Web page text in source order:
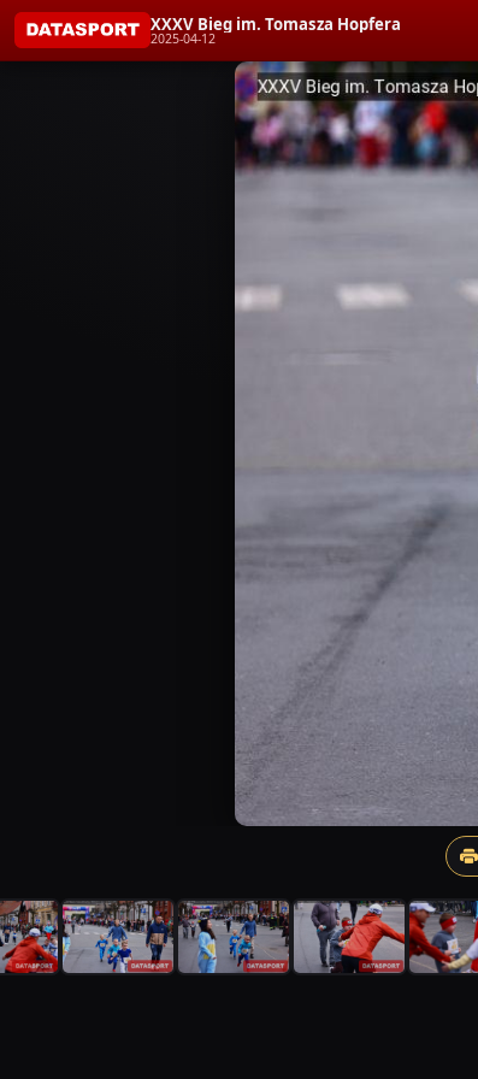
XXXV Bieg im. Tomasza Hopfera
2025-04-12